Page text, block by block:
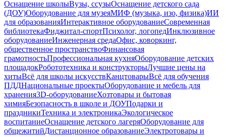
Оснащение школыВузы, ссузыОснащение детского сада
(ДОУ)Оборудование для музеяМИФ (музыка, изо, физика)ИИ
для образованияИнтерактивное оборудованиеСовременная
библиотекаФиджитал-спортПсихолог, логопедИнклюзивное
оборудованиеИнженерная средаОфис, коворкинг,
общественное пространствоФинансовая
грамотностьПрофессиональная кухняОборудование детских
площадокРобототехника и конструкторыЛучшие цены на
хитыВсё для школы искусствКанцтоварыВсё для обучения
ПДДНациональные проектыОборудование и мебель для
хранения3D-оборудованиеХозтовары и бытовая
химияБезопасность в школе и ДОУПодарки и
праздникиТехника и электроникаЭкологическое
воспитаниеОснащение детского лагеряОборудование для
общежитийДистанционное образованиеЭлектротовары и